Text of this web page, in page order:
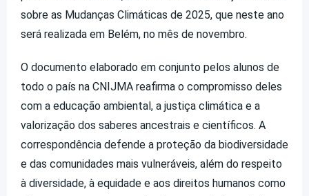
sobre as Mudanças Climáticas de 2025, que neste ano
será realizada em Belém, no mês de novembro.
O documento elaborado em conjunto pelos alunos de
todo o país na CNIJMA reafirma o compromisso deles
com a educação ambiental, a justiça climática e a
valorização dos saberes ancestrais e científicos. A
correspondência defende a proteção da biodiversidade
e das comunidades mais vulneráveis, além do respeito
à diversidade, à equidade e aos direitos humanos como